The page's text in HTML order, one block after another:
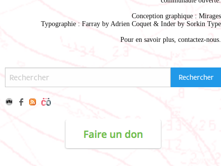
Conception graphique : Mirages
Typographie : Farray by Adrien Coquet & Inder by Sorkin Type
Pour en savoir plus, contactez-nous